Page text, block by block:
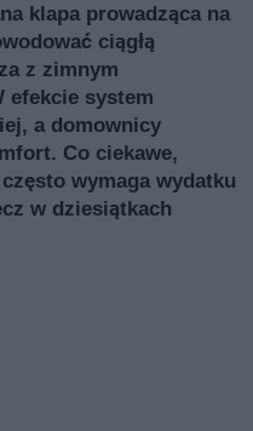
klapa prowadząca na
ciągłą
z zimnym
efekcie system
a domownicy
Co ciekawe,
wymaga wydatku
w dziesiątkach